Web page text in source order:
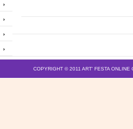
COPYRIGHT © 2011 ART' FESTA ONLINE